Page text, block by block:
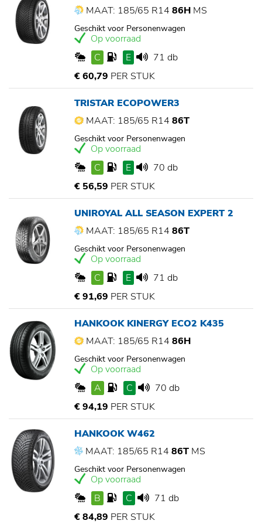
MAAT: 185/65 R14 86H MS
Geschikt voor Personenwagen
Op voorraad
C
E
71 db
€ 60,79 PER STUK
TRISTAR ECOPOWER3
MAAT: 185/65 R14 86T
Geschikt voor Personenwagen
Op voorraad
C
E
70 db
€ 56,59 PER STUK
UNIROYAL ALL SEASON EXPERT 2
MAAT: 185/65 R14 86T
Geschikt voor Personenwagen
Op voorraad
C
E
71 db
€ 91,69 PER STUK
HANKOOK KINERGY ECO2 K435
MAAT: 185/65 R14 86H
Geschikt voor Personenwagen
Op voorraad
A
C
70 db
€ 94,19 PER STUK
HANKOOK W462
MAAT: 185/65 R14 86T MS
Geschikt voor Personenwagen
Op voorraad
B
C
71 db
€ 84,89 PER STUK